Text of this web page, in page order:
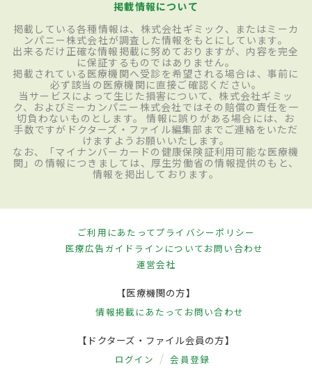
掲載情報について
掲載している各種情報は、株式会社ギミック、またはミーカ
ンパニー株式会社が調査した情報をもとにしています。
出来るだけ正確な情報掲載に努めておりますが、内容を完全
に保証するものではありません。
掲載されている医療機関へ受診を希望される場合は、事前に
必ず該当の医療機関に直接ご確認ください。
当サービスによって生じた損害について、株式会社ギミッ
ク、およびミーカンパニー株式会社ではその賠償の責任を一
切負わないものとします。 情報に誤りがある場合には、お
手数ですがドクターズ・ファイル編集部までご連絡をいただ
けますようお願いいたします。
なお、「マイナンバーカードの健康保険証利用可能な医療機
関」の情報につきましては、厚生労働省の情報提供のもと、
情報を掲出しております。
ご利用にあたってプライバシーポリシー
医療広告ガイドラインについてお問い合わせ
運営会社
【医療機関の方】
情報掲載にあたって お問い合わせ
【ドクターズ・ファイル会員の方】
ログイン 会員登録